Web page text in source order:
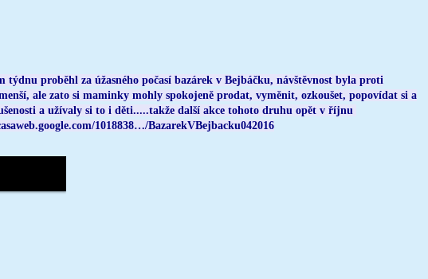
týdnu proběhl za úžasného počasí bazárek v Bejbáčku, návštěvnost byla proti
ale zato si maminky mohly spokojeně prodat, vyměnit, ozkoušet, popovídat si a
a užívaly si to i děti.....takže další akce tohoto druhu opět v říjnu
1018838…/BazarekVBejbacku042016